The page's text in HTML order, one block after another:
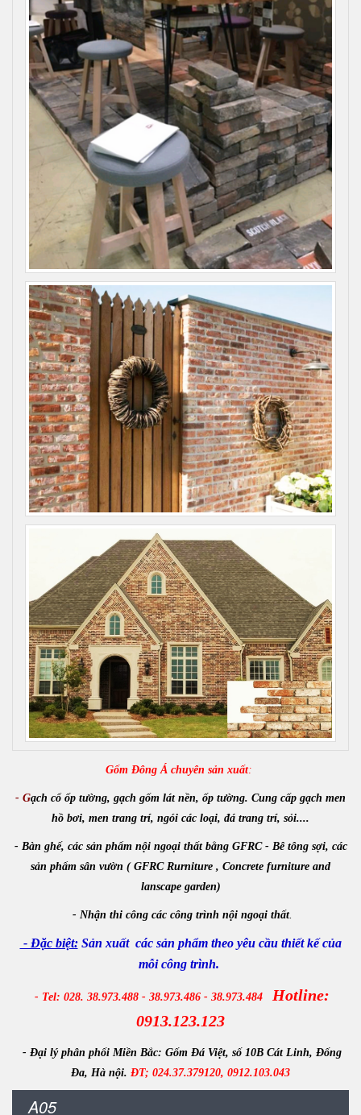
Gốm Đông Á chuyên sản xuất:
- Gạch cổ ốp tường, gạch gốm lát nền, ốp tường. Cung cấp gạch men
hồ bơi, men trang trí, ngói các loại, đá trang trí, sỏi....
- Bàn ghế, các sản phẩm nội ngoại thất bằng GFRC - Bê tông sợi, các
sản phẩm sân vườn ( GFRC Rurniture , Concrete furniture and
lanscape garden)
- Nhận thi công các công trình nội ngoại thất.
- Đặc biệt: Sản xuất các sản phẩm theo yêu cầu thiết kế của
mỗi công trình.
- Tel: 028. 38.973.488 - 38.973.486 - 38.973.484
Hotline:
0913.123.123
- Đại lý phân phối Miền Bắc: Gốm Đá Việt, số 10B Cát Linh, Đống
Đa, Hà nội. ĐT; 024.37.379120, 0912.103.043
A05